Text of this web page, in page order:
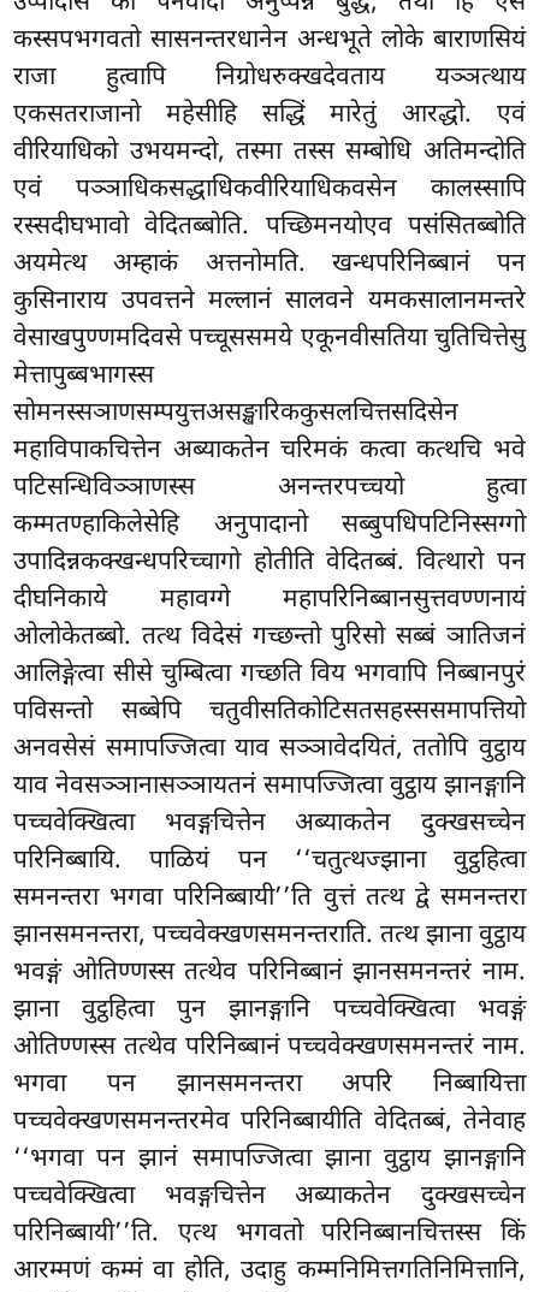
कस्सपभगवतो सासनन्तरधानेन अन्धभूते लोके बाराणसियं
राजा हुत्वापि निग्रोधरुक्खदेवताय यञ्ञत्थाय
एकसतराजानो महेसीहि सद्धिं मारेतुं आरद्धो. एवं
वीरियाधिको उभयमन्दो, तस्मा तस्स सम्बोधि अतिमन्दोति
एवं पञ्ञाधिकसद्धाधिकवीरियाधिकवसेन कालस्सापि
रस्सदीघभावो वेदितब्बोति. पच्छिमनयोएव पसंसितब्बोति
अयमेत्थ अम्हाकं अत्तनोमति. खन्धपरिनिब्बानं पन
कुसिनाराय उपवत्तने मल्लानं सालवने यमकसालानमन्तरे
वेसाखपुण्णमदिवसे पच्चूससमये एकूनवीसतिया चुतिचित्तेसु
मेत्तापुब्बभागस्स
सोमनस्सञाणसम्पयुत्तअसङ्खारिककुसलचित्तसदिसेन
महाविपाकचित्तेन अब्याकतेन चरिमकं कत्वा कत्थचि भवे
पटिसन्धिविञ्ञाणस्स अनन्तरपच्चयो हुत्वा
कम्मतण्हाकिलेसेहि अनुपादानो सब्बुपधिपटिनिस्सग्गो
उपादिन्नकक्खन्धपरिच्चागो होतीति वेदितब्बं. वित्थारो पन
दीघनिकाये महावग्गे महापरिनिब्बानसुत्तवण्णनायं
ओलोकेतब्बो. तत्थ विदेसं गच्छन्तो पुरिसो सब्बं ञातिजनं
आलिङ्गेत्वा सीसे चुम्बित्वा गच्छति विय भगवापि निब्बानपुरं
पविसन्तो सब्बेपि चतुवीसतिकोटिसतसहस्ससमापत्तियो
अनवसेसं समापज्जित्वा याव सञ्ञावेदयितं, ततोपि वुट्ठाय
याव नेवसञ्ञानासञ्ञायतनं समापज्जित्वा वुट्ठाय झानङ्गानि
पच्चवेक्खित्वा भवङ्गचित्तेन अब्याकतेन दुक्खसच्चेन
परिनिब्बायि. पाळियं पन ‘‘चतुत्थज्झाना वुट्ठहित्वा
समनन्तरा भगवा परिनिब्बायी’’ति वुत्तं तत्थ द्वे समनन्तरा
झानसमनन्तरा, पच्चवेक्खणसमनन्तराति. तत्थ झाना वुट्ठाय
भवङ्गं ओतिण्णस्स तत्थेव परिनिब्बानं झानसमनन्तरं नाम.
झाना वुट्ठहित्वा पुन झानङ्गानि पच्चवेक्खित्वा भवङ्गं
ओतिण्णस्स तत्थेव परिनिब्बानं पच्चवेक्खणसमनन्तरं नाम.
भगवा पन झानसमनन्तरा अपरि निब्बायित्ता
पच्चवेक्खणसमनन्तरमेव परिनिब्बायीति वेदितब्बं, तेनेवाह
‘‘भगवा पन झानं समापज्जित्वा झाना वुट्ठाय झानङ्गानि
पच्चवेक्खित्वा भवङ्गचित्तेन अब्याकतेन दुक्खसच्चेन
परिनिब्बायी’’ति. एत्थ भगवतो परिनिब्बानचित्तस्स किं
आरम्मणं कम्मं वा होति, उदाहु कम्मनिमित्तगतिनिमित्तानि,